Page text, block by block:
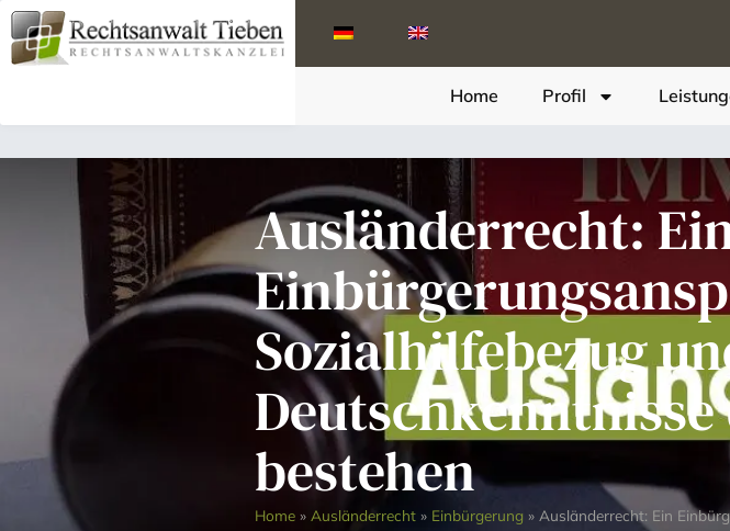
Home Profil
Ausländerrecht:
Sozialhilfebezug
bestehen
Home » Ausländerrecht » Einbürgerung » Ausländerrecht: Ein